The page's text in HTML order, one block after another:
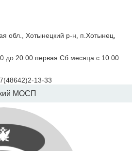
обл., Хотынецкий р-н, п.Хотынец,
до 20.00 первая Сб месяца с 10.00
13-33
МОСП